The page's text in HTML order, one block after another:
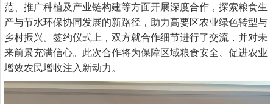
范、推广种植及产业链构建等方面开展深度合作，探索粮食生
产与节水环保协同发展的新路径，助力高要区农业绿色转型与
乡村振兴。签约仪式上，双方就合作细节进行了交流，并对未
来前景充满信心。此次合作将为保障区域粮食安全、促进农业
增效农民增收注入新动力。